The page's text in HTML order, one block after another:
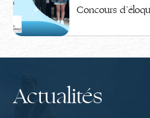
Concours
Actualités